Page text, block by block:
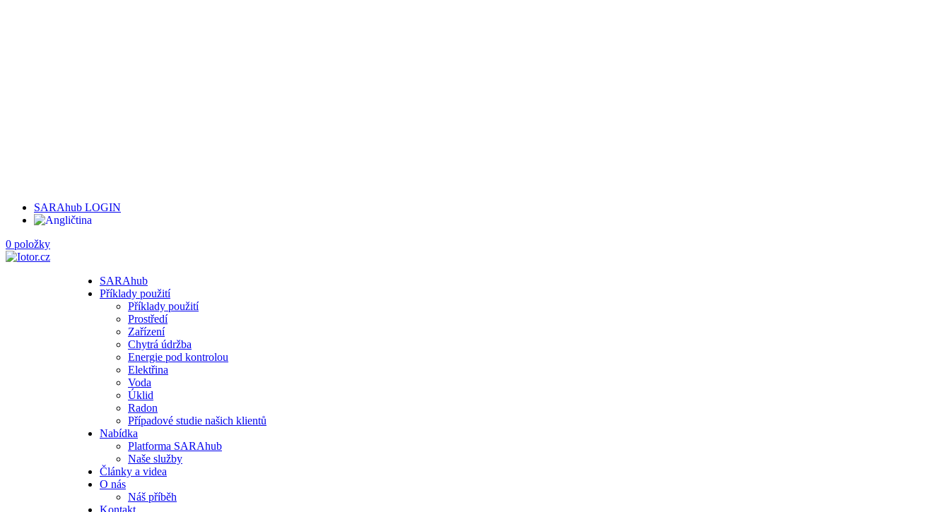
SARAhub LOGIN
0 položky
SARAhub
Příklady použití
Příklady použití
Prostředí
Zařízení
Chytrá údržba
Energie pod kontrolou
Elektřina
Voda
Úklid
Radon
Případové studie našich klientů
Nabídka
Platforma SARAhub
Naše služby
Články a videa
O nás
Náš příběh
Kontakt